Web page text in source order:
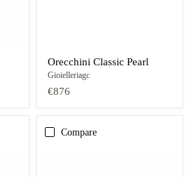
Orecchini Classic Pearl
Gioielleriagc
€876
Compare